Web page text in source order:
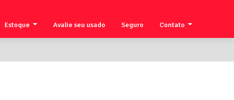
Estoque Avalie seu usado Seguro Contato